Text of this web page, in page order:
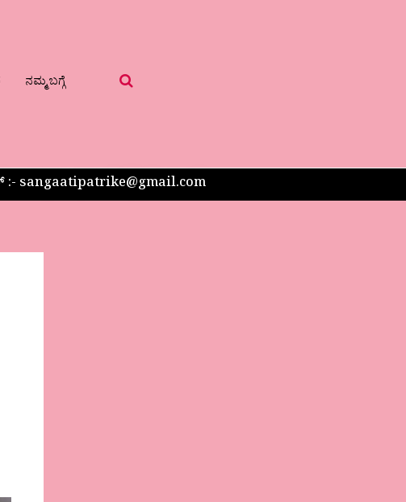
ನಮ್ಮ ಬಗ್ಗೆ
:- sangaatipatrike@gmail.com